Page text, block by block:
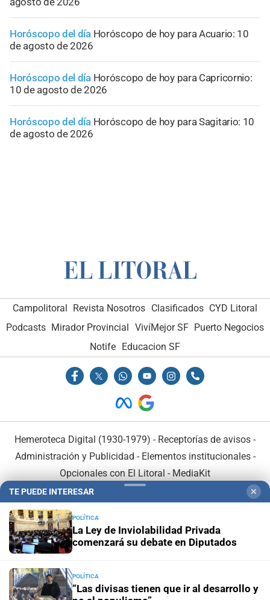
Horóscopo del día Horóscopo de hoy para Acuario: 10
de agosto de 2026
Horóscopo del día Horóscopo de hoy para Capricornio:
10 de agosto de 2026
Horóscopo del día Horóscopo de hoy para Sagitario: 10
de agosto de 2026
Campolitoral Revista Nosotros Clasificados CYD Litoral
Podcasts Mirador Provincial VivíMejor SF Puerto Negocios
Notife Educacion SF
Hemeroteca Digital (1930-1979) - Receptorías de avisos -
Administración y Publicidad - Elementos institucionales-
Opcionales con El Litoral - MediaKit
En Asociación con:
TE PUEDE INTERESAR ✕
POLÍTICA
La Ley de Inviolabilidad Privada
comenzará su debate en Diputados
POLÍTICA
“Las divisas tienen que ir al desarrollo y